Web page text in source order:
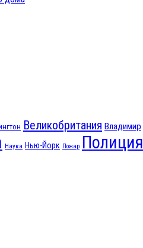
Великобритания Владимир
Наука Нью-Йорк Пожар Полиция